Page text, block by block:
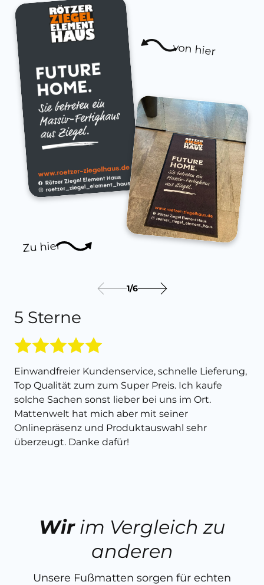
Zu hier
von hier
5 Sterne
Einwandfreier Kundenservice, schnelle Lieferung,
Top Qualität zum zum Super Preis. Ich kaufe
solche Sachen sonst lieber bei uns im Ort.
Mattenwelt hat mich aber mit seiner
Onlinepräsenz und Produktauswahl sehr
überzeugt. Danke dafür!
1/6
Wirim Vergleich zu
anderen
Unsere Fußmatten sorgen für echten